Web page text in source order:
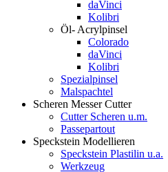
daVinci
Kolibri
Öl- Acrylpinsel
Colorado
daVinci
Kolibri
Spezialpinsel
Malspachtel
Scheren Messer Cutter
Cutter Scheren u.m.
Passepartout
Speckstein Modellieren
Speckstein Plastilin u.a.
Werkzeug